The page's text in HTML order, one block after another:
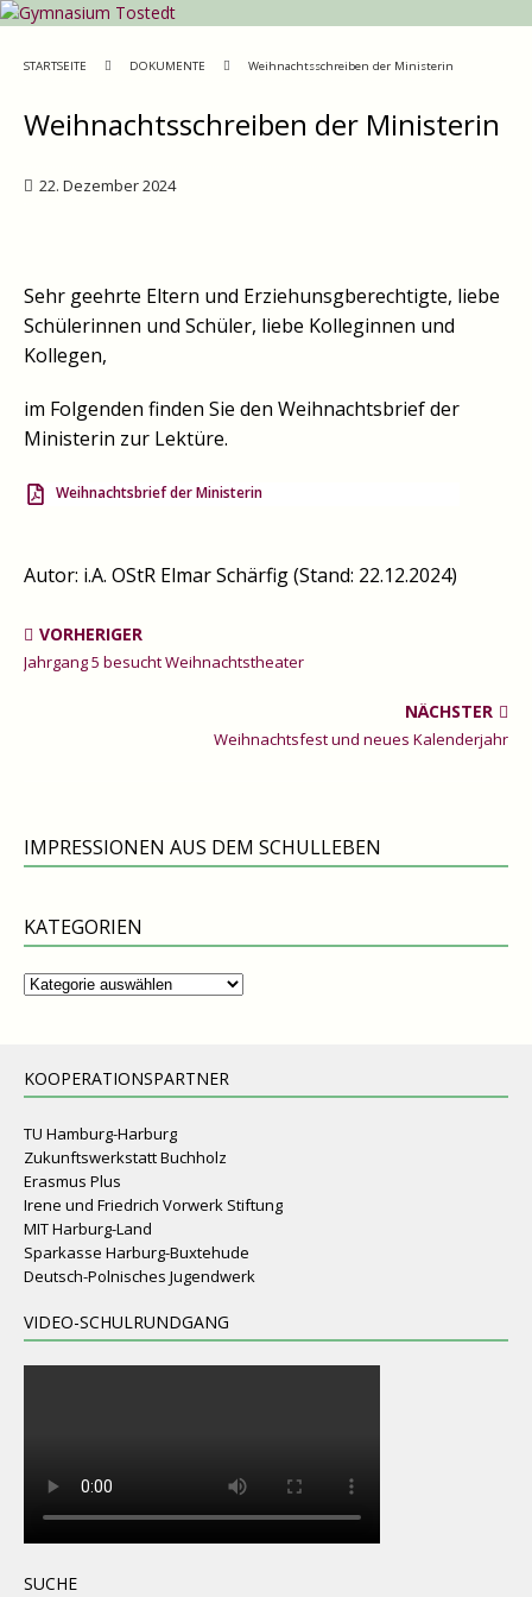
STARTSEITE DOKUMENTE Weihnachtsschreiben der Ministerin
Weihnachtsschreiben der Ministerin
22. Dezember 2024
Sehr geehrte Eltern und Erziehunsgberechtigte, liebe
Schülerinnen und Schüler, liebe Kolleginnen und
Kollegen,
im Folgenden finden Sie den Weihnachtsbrief der
Ministerin zur Lektüre.
Weihnachtsbrief der Ministerin
Autor: i.A. OStR Elmar Schärfig (Stand: 22.12.2024)
VORHERIGER
Jahrgang 5 besucht Weihnachtstheater
NÄCHSTER
Weihnachtsfest und neues Kalenderjahr
IMPRESSIONEN AUS DEM SCHULLEBEN
KATEGORIEN
Kategorien
KOOPERATIONSPARTNER
TU Hamburg-Harburg
Zukunftswerkstatt Buchholz
Erasmus Plus
Irene und Friedrich Vorwerk Stiftung
MIT Harburg-Land
Sparkasse Harburg-Buxtehude
Deutsch-Polnisches Jugendwerk
VIDEO-SCHULRUNDGANG
SUCHE